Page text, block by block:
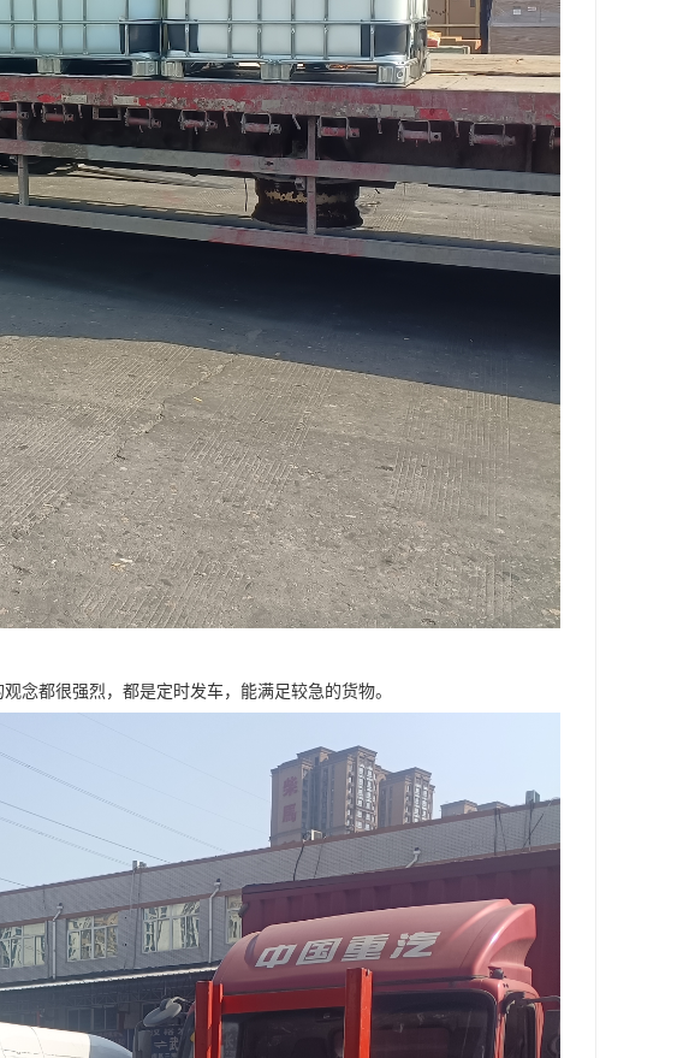
念都很强烈，都是定时发车，能满足较急的货物。